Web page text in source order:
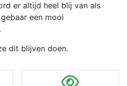
er altijd heel blij van als
een mooi
dit blijven doen.